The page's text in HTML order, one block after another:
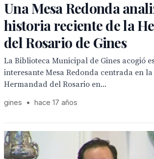
Una Mesa Redonda
historia reciente de la
del Rosario de Gines
La Biblioteca Municipal de Gines acogió
interesante Mesa Redonda centrada en
Hermandad del Rosario en...
gines • hace 17 años